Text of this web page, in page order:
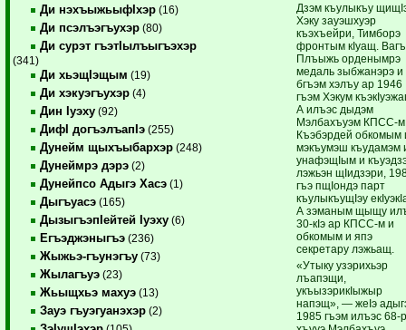
Ди нэхъыжьыфIхэр (16)
Ди псэлъэгъухэр (80)
Ди сурэт гъэтIылъыгъэхэр
(341)
Ди хьэщIэщым (19)
Ди хэкуэгъухэр (4)
Дин Iуэху (92)
ДифI догъэлъапIэ (255)
Дунейм щыхъыбархэр (248)
Дунеймрэ дэрэ (2)
Дунейпсо Адыгэ Хасэ (1)
Дыгъуасэ (165)
ДызыгъэпIейтей Iуэху (6)
Егъэджэныгъэ (236)
Жыжьэ-гъунэгъу (73)
Жылагъуэ (23)
Жьыщхьэ махуэ (13)
Зауэ гъуэгуанэхэр (2)
Дзэм къулыкъу
Хэку зауэшхуэр
къэхъейри, Тимборэ
фронтым кIуащ.
Плъыжь орденымрэ
медаль зыбжанэрэ и
бгъэм хэлъу ар 1946
гъэм Хэкум
А илъэс дыдэм
Мэлбахъуэм КПСС-
Къэбэрдей обкомым
мэкъумэш къудамэм
унафэщIым и
лэжьэн щIидзэри,
гъэ пщIондэ парт
къулыкъущIэу
А зэманым щыщу
30-кIэ ар КПСС-м и
обкомым и япэ
секретару лэжьащ.
«Утыку узэрихьэр
лъапэщи,
укъызэрикIыжыр
напэщ», — жеIэ
1985 гъэм илъэс 68-